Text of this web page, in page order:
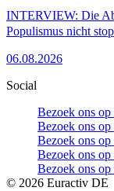
INTERVIEW: Die
Populismus nicht
06.08.2026
Social
Bezoek ons
Bezoek ons
Bezoek ons op
Bezoek ons op
Bezoek ons
© 2026 Euractiv DE